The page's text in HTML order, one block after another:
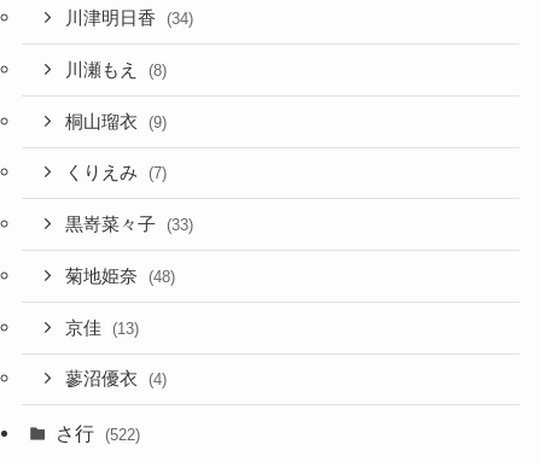
川津明日香 (34)
川瀬もえ (8)
桐山瑠衣 (9)
くりえみ (7)
黒嵜菜々子 (33)
菊地姫奈 (48)
京佳 (13)
蓼沼優衣 (4)
さ行 (522)